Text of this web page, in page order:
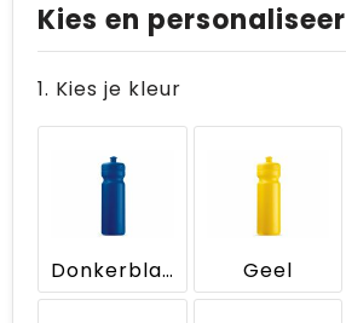
Kies en personaliseer
1. Kies je kleur
Donkerblauw Geel